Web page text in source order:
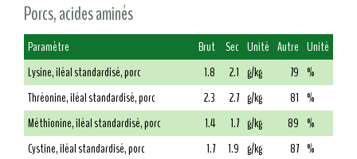
Porcs, acides aminés
Paramètre Brut Sec Unité Autre Unité
Lysine, iléal standardisé, porc
1.8 2.1 g/kg 79 %
Thréonine, iléal standardisé, porc
2.3 2.7 g/kg 81 %
Méthionine, iléal standardisé, porc
1.4 1.7 g/kg 89 %
Cystine, iléal standardisé, porc
1.7 1.9 g/kg 87 %